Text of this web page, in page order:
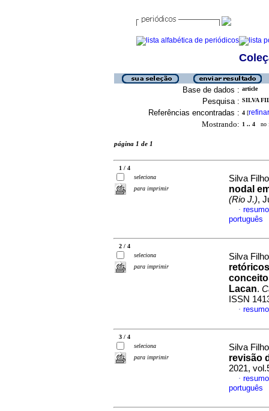
Base de dados : article
Pesquisa : SILVA
Referências encontradas : 4 [refinar
Mostrando: 1 .. 4 no
página 1 de 1
1 / 4
seleciona
para imprimir
Silva
nodal
(Rio J.),
·
português
2 / 4
seleciona
para imprimir
Silva
retóricos
Lacan.
ISSN
·
3 / 4
seleciona
para imprimir
Silva
revisão
2021,
·
português